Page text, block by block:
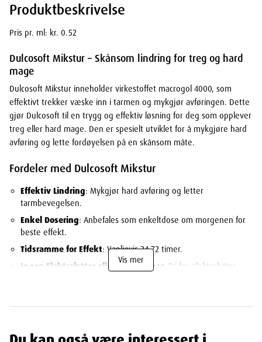
Produktbeskrivelse
Pris pr. ml: kr. 0.52
Dulcosoft Mikstur – Skånsom lindring for treg og hard
mage
Dulcosoft Mikstur inneholder virkestoffet macrogol 4000, som
effektivt trekker væske inn i tarmen og mykgjør avføringen. Dette
gjør Dulcosoft til en trygg og effektiv løsning for deg som opplever
treg eller hard mage. Den er spesielt utviklet for å mykgjøre hard
avføring og lette fordøyelsen på en skånsom måte.
Fordeler med Dulcosoft Mikstur
Effektiv Lindring: Mykgjør hard avføring og letter
tarmbevegelsen.
Enkel Dosering: Anbefales som enkeltdose om morgenen for
beste effekt.
Tidsramme for Effekt: Vanligvis 24-72 timer.
Ingen Elektrolytter eller Tilsetninger : Fri for elektrolytter,
Egnet for Spesielle Kosthold: Kan brukes av personer med
Vis mer